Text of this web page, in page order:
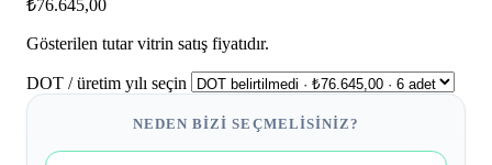
₺76.645,00
Gösterilen tutar vitrin satış fiyatıdır.
DOT / üretim yılı seçin
NEDEN BIZI SEÇMELISINIZ?